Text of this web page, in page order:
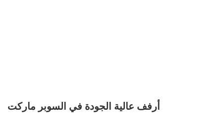
أرفف عالية الجودة في السوبر ماركت